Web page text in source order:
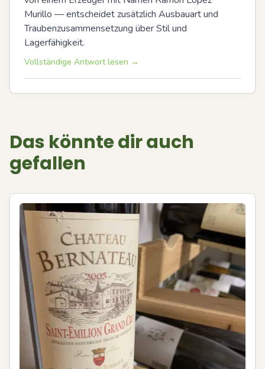
Murillo — entscheidet zusätzlich Ausbauart und
Traubenzusammensetzung über Stil und
Lagerfähigkeit.
Vollständige Antwort lesen →
Das könnte dir auch
gefallen